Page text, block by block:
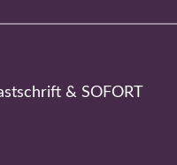
& SOFORT